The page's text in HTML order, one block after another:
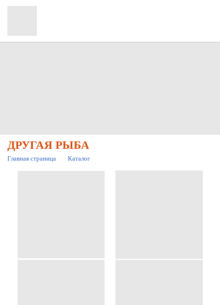
ДРУГАЯ РЫБА
Главная страница Каталог